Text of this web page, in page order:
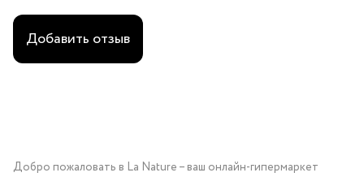
Добавить отзыв
Добро пожаловать в La Nature – ваш онлайн-гипермаркет